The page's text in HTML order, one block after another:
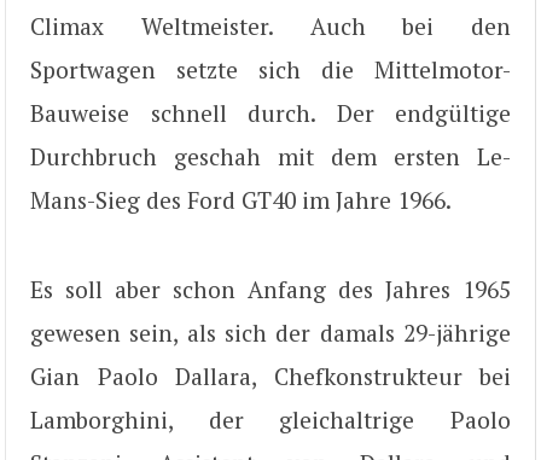
Climax Weltmeister. Auch bei den
Sportwagen setzte sich die Mittelmotor-
Bauweise schnell durch. Der endgültige
Durchbruch geschah mit dem ersten Le-
Mans-Sieg des Ford GT40 im Jahre 1966.
Es soll aber schon Anfang des Jahres 1965
gewesen sein, als sich der damals 29-jährige
Gian Paolo Dallara, Chefkonstrukteur bei
Lamborghini, der gleichaltrige Paolo